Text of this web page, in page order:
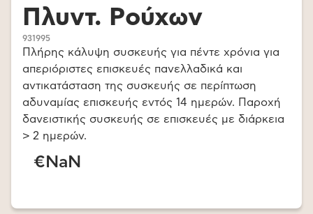
Πλυντ. Ρούχων
931995
Πλήρης κάλυψη συσκευής για πέντε χρόνια για
απεριόριστες επισκευές πανελλαδικά και
αντικατάσταση της συσκευής σε περίπτωση
αδυναμίας επισκευής εντός 14 ημερών. Παροχή
δανειστικής συσκευής σε επισκευές με διάρκεια
> 2 ημερών.
€NaN